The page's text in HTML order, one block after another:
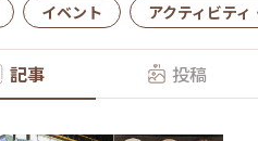
イベント アクティビティ
記事 投稿